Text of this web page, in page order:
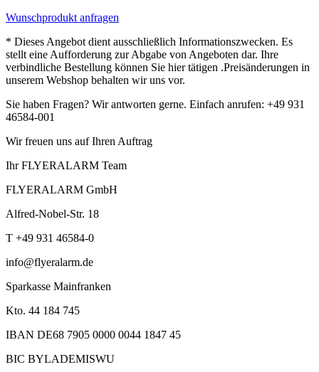
Wunschprodukt anfragen
* Dieses Angebot dient ausschließlich Informationszwecken. Es
stellt eine Aufforderung zur Abgabe von Angeboten dar. Ihre
verbindliche Bestellung können Sie hier tätigen .Preisänderungen in
unserem Webshop behalten wir uns vor.
Sie haben Fragen? Wir antworten gerne. Einfach anrufen: +49 931
46584-001
Wir freuen uns auf Ihren Auftrag
Ihr FLYERALARM Team
FLYERALARM GmbH
Alfred-Nobel-Str. 18
T +49 931 46584-0
info@flyeralarm.de
Sparkasse Mainfranken
Kto. 44 184 745
IBAN DE68 7905 0000 0044 1847 45
BIC BYLADEMISWU